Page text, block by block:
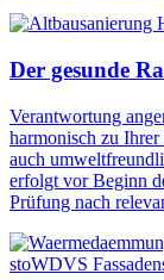
Der gesunde
Verantwortung
harmonisch zu Ihrer
auch
erfolgt vor Beginn
Prüfung nach